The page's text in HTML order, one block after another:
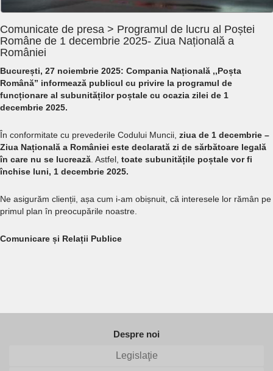
Comunicate de presa > Programul de lucru al Poștei
Române de 1 decembrie 2025- Ziua Națională a
României
București, 27 noiembrie 2025: Compania Națională ,,Poșta
Română” informează publicul cu privire la programul de
funcționare al subunităților poștale cu ocazia zilei de 1
decembrie 2025.
În conformitate cu prevederile Codului Muncii, ziua de 1 decembrie –
Ziua Națională a României este declarată zi de sărbătoare legală
în care nu se lucrează . Astfel, toate subunitățile poștale vor fi
închise luni, 1 decembrie 2025.
Ne asigurăm clienții, așa cum i-am obișnuit, că interesele lor rămân pe
primul plan în preocupările noastre.
Comunicare și Relații Publice
Despre noi
Legislaţie